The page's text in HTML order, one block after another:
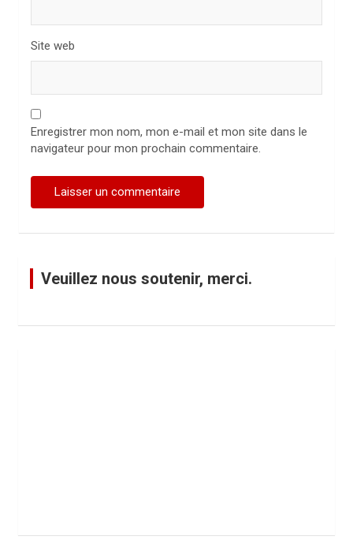
Site web
Enregistrer mon nom, mon e-mail et mon site dans le
navigateur pour mon prochain commentaire.
Veuillez nous soutenir, merci.